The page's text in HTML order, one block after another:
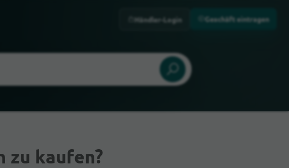
Händler-Login Geschäft eintragen
zu kaufen?